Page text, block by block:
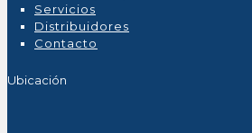
Servicios
Distribuidores
Contacto
Ubicación